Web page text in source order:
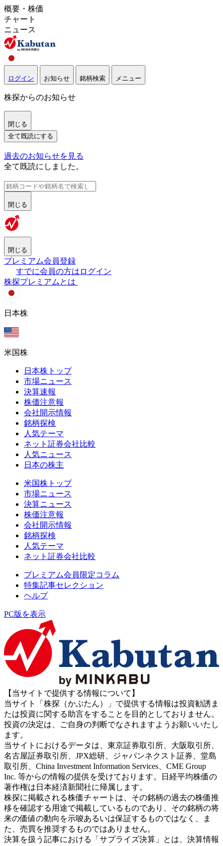
概要・株価
チャート
ニュース
ログイン お知らせ 銘柄検索 メニュー
株探からのお知らせ
閉じる
全て既読にする
過去のお知らせを見る
全て既読にしました。
閉じる
閉じる
プレミアム会員登録
すでに会員の方はログイン
株探プレミアムとは
日本株
米国株
日本株トップ
市場ニュース
決算速報
株価注意報
会社開示情報
銘柄探検
人気テーマ
ネット証券会社比較
人気ニュース
日本の株主
米国株トップ
市場ニュース
決算ニュース
株価注意報
会社開示情報
銘柄探検
人気テーマ
ネット証券会社比較
プレミアム会員限定コラム
特集記事セレクション
ヘルプ
PC版を表示
【当サイトで提供する情報について】
当サイト「株探（かぶたん）」で提供する情報は投資勧誘ま
たは投資に関する助言をすることを目的としておりません。
投資の決定は、ご自身の判断でなされますようお願いいたし
ます。
当サイトにおけるデータは、東京証券取引所、大阪取引所、
名古屋証券取引所、JPX総研、ジャパンネクスト証券、堂島
取引所、China Investment Information Services、CME Group
Inc. 等からの情報の提供を受けております。日経平均株価の
著作権は日本経済新聞社に帰属します。
株探に掲載される株価チャートは、その銘柄の過去の株価推
移を確認する用途で掲載しているものであり、その銘柄の将
来の価値の動向を示唆あるいは保証するものではなく、ま
た、売買を推奨するものではありません。
決算を扱う記事における「サプライズ決算」とは、決算情報